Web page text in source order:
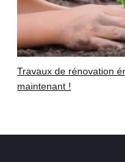
Travaux de rénovation
maintenant !